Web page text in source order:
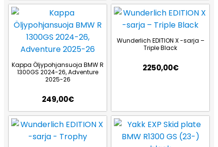
Kappa Öljypohjansuoja BMW R
1300GS 2024-26, Adventure
2025-26
249,00€
Wunderlich EDITION X -sarja –
Triple Black
2250,00€